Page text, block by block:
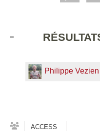
Philippe Vezien
ACCESS